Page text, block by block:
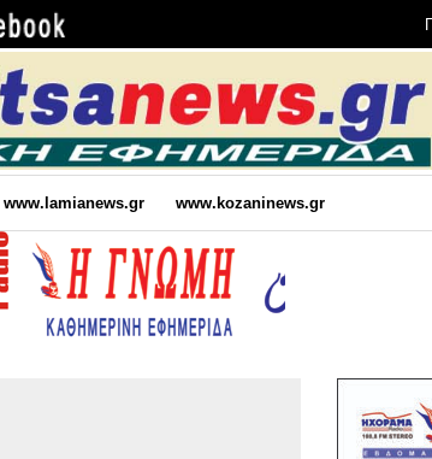
www.lamianews.gr www.kozaninews.gr